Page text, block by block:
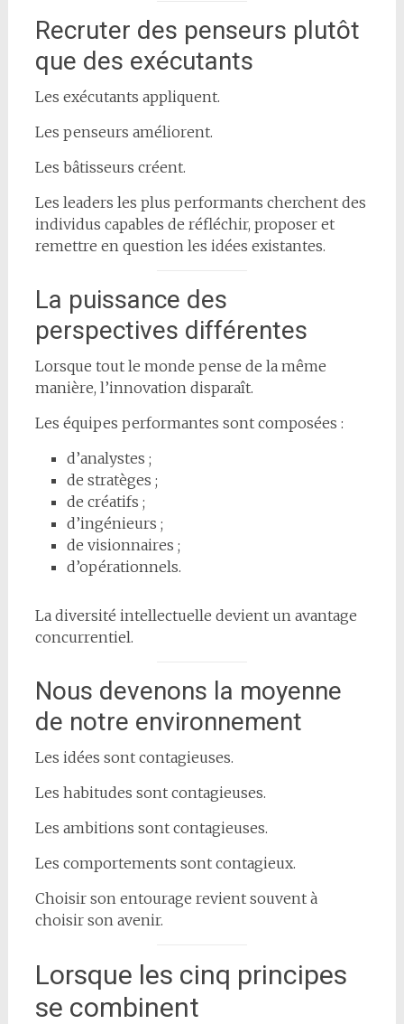
Recruter des penseurs plutôt
que des exécutants
Les exécutants appliquent.
Les penseurs améliorent.
Les bâtisseurs créent.
Les leaders les plus performants cherchent des
individus capables de réfléchir, proposer et
remettre en question les idées existantes.
La puissance des
perspectives différentes
Lorsque tout le monde pense de la même
manière, l’innovation disparaît.
Les équipes performantes sont composées :
d’analystes ;
de stratèges ;
de créatifs ;
d’ingénieurs ;
de visionnaires ;
d’opérationnels.
La diversité intellectuelle devient un avantage
concurrentiel.
Nous devenons la moyenne
de notre environnement
Les idées sont contagieuses.
Les habitudes sont contagieuses.
Les ambitions sont contagieuses.
Les comportements sont contagieux.
Choisir son entourage revient souvent à
choisir son avenir.
Lorsque les cinq principes
se combinent